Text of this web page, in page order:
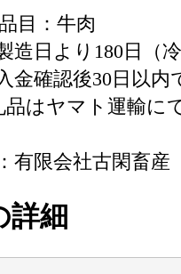
目：牛肉
造日より180日（冷
金確認後30日以
はヤマト運輸に
有限会社古閑畜産
詳細